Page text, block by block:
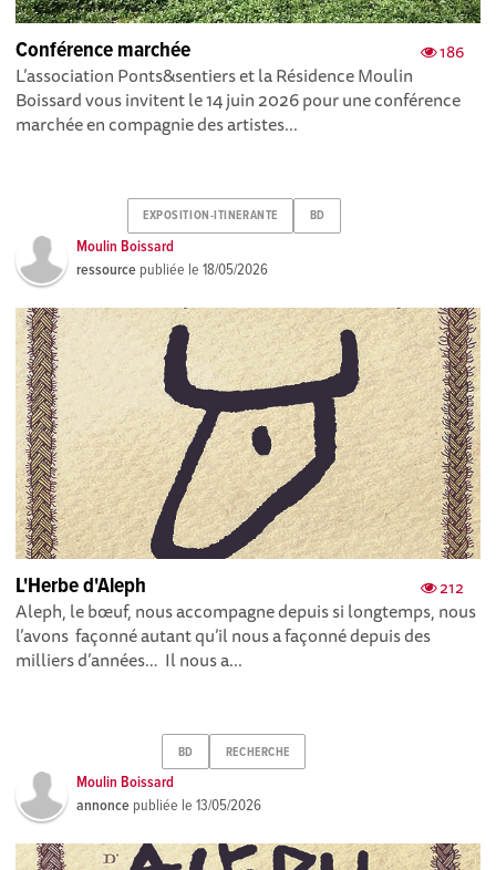
186
Conférence marchée
L’association Ponts&sentiers et la Résidence Moulin
Boissard vous invitent le 14 juin 2026 pour une conférence
marchée en compagnie des artistes...
EXPOSITION-ITINERANTE BD
Moulin Boissard
ressource publiée le18/05/2026
212
L'Herbe d'Aleph
Aleph, le bœuf, nous accompagne depuis si longtemps, nous
l’avons façonné autant qu’il nous a façonné depuis des
milliers d’années… Il nous a...
BD RECHERCHE
Moulin Boissard
annonce publiée le13/05/2026